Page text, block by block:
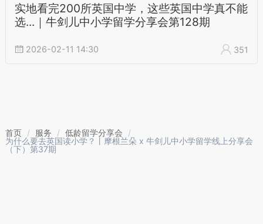
实地看完200所英国中学，这些英国中学真不能
选...｜牛剑儿中小学留学分享会第128期
2026-02-11 14:30 351
首页 / 服务 / 低龄留学分享会
/
为什么要去英国读小学？丨摩根兰朵 x 牛剑儿中小学留学线上分享会
（下）第37期